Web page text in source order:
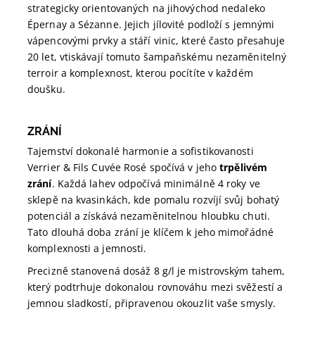
strategicky orientovaných na jihovýchod nedaleko
Épernay a Sézanne. Jejich jílovité podloží s jemnými
vápencovými prvky a stáří vinic, které často přesahuje
20 let, vtiskávají tomuto šampaňskému nezaměnitelný
terroir a komplexnost, kterou pocítíte v každém
doušku.
ZRÁNÍ
Tajemství dokonalé harmonie a sofistikovanosti
Verrier & Fils Cuvée Rosé spočívá v jehotrpělivém
zrání. Každá lahev odpočívá minimálně 4 roky ve
sklepě na kvasinkách, kde pomalu rozvíjí svůj bohatý
potenciál a získává nezaměnitelnou hloubku chuti.
Tato dlouhá doba zrání je klíčem k jeho mimořádné
komplexnosti a jemnosti.
Precizně stanovená dosáž 8 g/l je mistrovským tahem,
který podtrhuje dokonalou rovnováhu mezi svěžestí a
jemnou sladkostí, připravenou okouzlit vaše smysly.